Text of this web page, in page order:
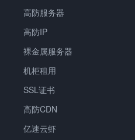
高防服务器
高防IP
裸金属服务器
机柜租用
SSL证书
高防CDN
亿速云虾